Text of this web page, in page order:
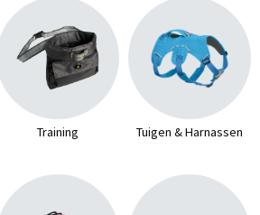
Training Tuigen & Harnassen